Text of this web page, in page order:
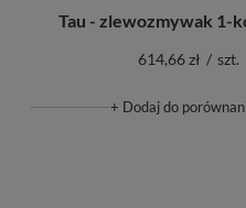
Tau - zlewozmywak 1-
614,66 zł / szt.
+ Dodaj do